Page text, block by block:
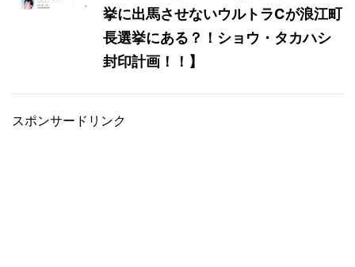
挙に出馬させないウルトラCが浪江町
長選挙にある？！ショウ・タカハシ
封印計画！！】
スポンサードリンク